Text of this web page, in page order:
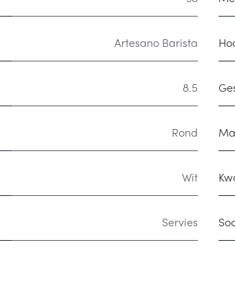
Artesano Barista
8.5
Rond
Wit
Servies